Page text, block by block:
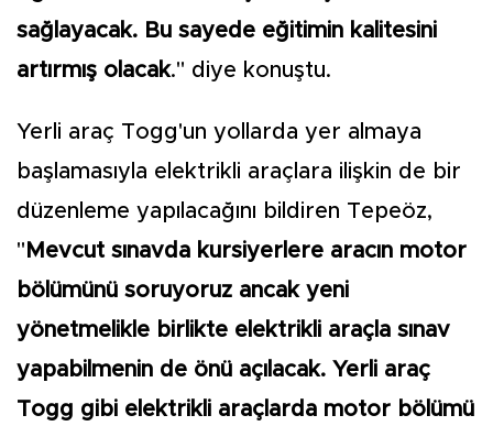
sağlayacak. Bu sayede eğitimin kalitesini
artırmış olacak." diye konuştu.
Yerli araç Togg'un yollarda yer almaya
başlamasıyla elektrikli araçlara ilişkin de bir
düzenleme yapılacağını bildiren Tepeöz,
" Mevcut sınavda kursiyerlere aracın motor
bölümünü soruyoruz ancak yeni
yönetmelikle birlikte elektrikli araçla sınav
yapabilmenin de önü açılacak. Yerli araç
Togg gibi elektrikli araçlarda motor bölümü